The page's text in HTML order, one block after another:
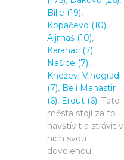
Bilje (19),
Kopačevo (10),
Aljmaš (10),
Karanac (7),
Našice (7),
Kneževi Vinogradi
(7), Beli Manastir
(6), Erdut (6). Tato
města stojí za to
navštívit a strávit v
nich svou
dovolenou.